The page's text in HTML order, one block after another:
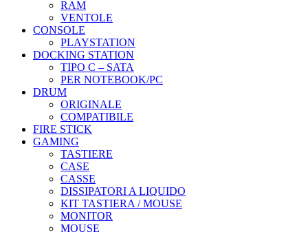
RAM
VENTOLE
CONSOLE
PLAYSTATION
DOCKING STATION
TIPO C – SATA
PER NOTEBOOK/PC
DRUM
ORIGINALE
COMPATIBILE
FIRE STICK
GAMING
TASTIERE
CASE
CASSE
DISSIPATORI A LIQUIDO
KIT TASTIERA / MOUSE
MONITOR
MOUSE